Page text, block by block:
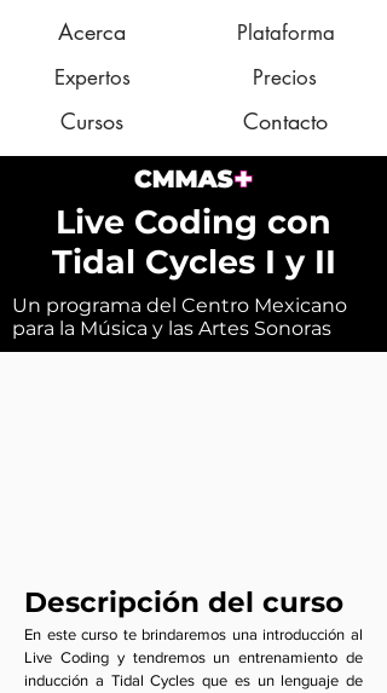
Acerca
Expertos
Cursos
Plataforma
Precios
Contacto
Live Coding con
Tidal Cycles I y II
Un programa del Centro Mexicano
para la Música y las Artes Sonoras
Descripción del curso
En este curso te brindaremos una introducción al
Live Coding y tendremos un entrenamiento de
inducción a Tidal Cycles que es un lenguaje de